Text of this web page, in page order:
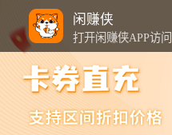
闲赚侠
打开闲赚侠APP访问